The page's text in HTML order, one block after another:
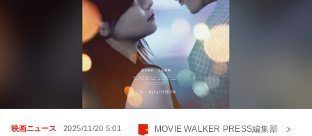
映画ニュース 2025/11/20 5:01 MOVIE WALKER PRESS編集部